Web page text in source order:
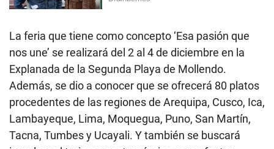
La feria que tiene como concepto ‘Esa pasión que
nos une’ se realizará del 2 al 4 de diciembre en la
Explanada de la Segunda Playa de Mollendo.
Además, se dio a conocer que se ofrecerá 80 platos
procedentes de las regiones de Arequipa, Cusco, Ica,
Lambayeque, Lima, Moquegua, Puno, San Martín,
Tacna, Tumbes y Ucayali. Y también se buscará